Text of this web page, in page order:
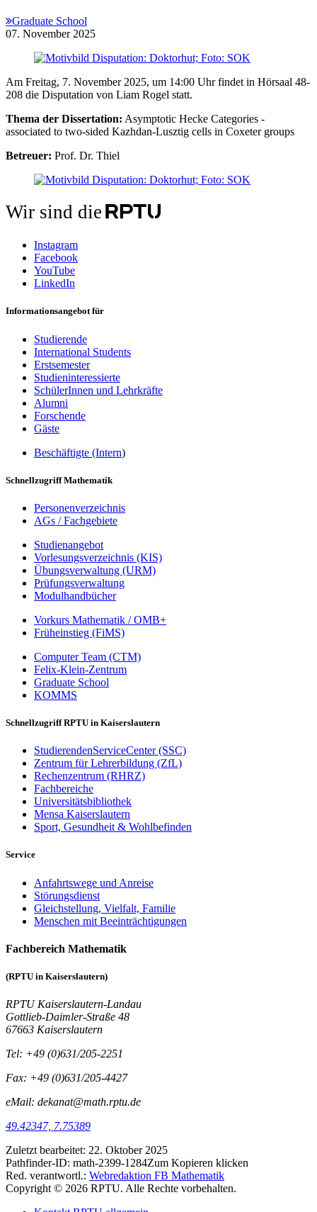
Graduate School
07. November 2025
Am Freitag, 7. November 2025, um 14:00 Uhr findet in Hörsaal 48-
208 die Disputation von Liam Rogel statt.
Thema der Dissertation: Asymptotic Hecke Categories -
associated to two-sided Kazhdan-Lusztig cells in Coxeter groups
Betreuer: Prof. Dr. Thiel
Wir sind die
Instagram
Facebook
YouTube
LinkedIn
Informationsangebot für
Studierende
International Students
Erstsemester
Studieninteressierte
SchülerInnen und Lehrkräfte
Alumni
Forschende
Gäste
Beschäftigte (Intern)
Schnellzugriff Mathematik
Personenverzeichnis
AGs / Fachgebiete
Studienangebot
Vorlesungsverzeichnis (KIS)
Übungsverwaltung (URM)
Prüfungsverwaltung
Modulhandbücher
Vorkurs Mathematik / OMB+
Früheinstieg (FiMS)
Computer Team (CTM)
Felix-Klein-Zentrum
Graduate School
KOMMS
Schnellzugriff RPTU in Kaiserslautern
StudierendenServiceCenter (SSC)
Zentrum für Lehrerbildung (ZfL)
Rechenzentrum (RHRZ)
Fachbereiche
Universitätsbibliothek
Mensa Kaiserslautern
Sport, Gesundheit & Wohlbefinden
Service
Anfahrtswege und Anreise
Störungsdienst
Gleichstellung, Vielfalt, Familie
Menschen mit Beeinträchtigungen
Fachbereich Mathematik
(RPTU in Kaiserslautern)
RPTU Kaiserslautern-Landau
Gottlieb-Daimler-Straße 48
67663 Kaiserslautern
Tel: +49 (0)631/205-2251
Fax: +49 (0)631/205-4427
eMail: dekanat@math.rptu.de
49.42347, 7.75389
Zuletzt bearbeitet: 22. Oktober 2025
Pathfinder-ID: math-2399-1284Zum Kopieren klicken
Red. verantwortl.: Webredaktion FB Mathematik
Copyright © 2026 RPTU. Alle Rechte vorbehalten.